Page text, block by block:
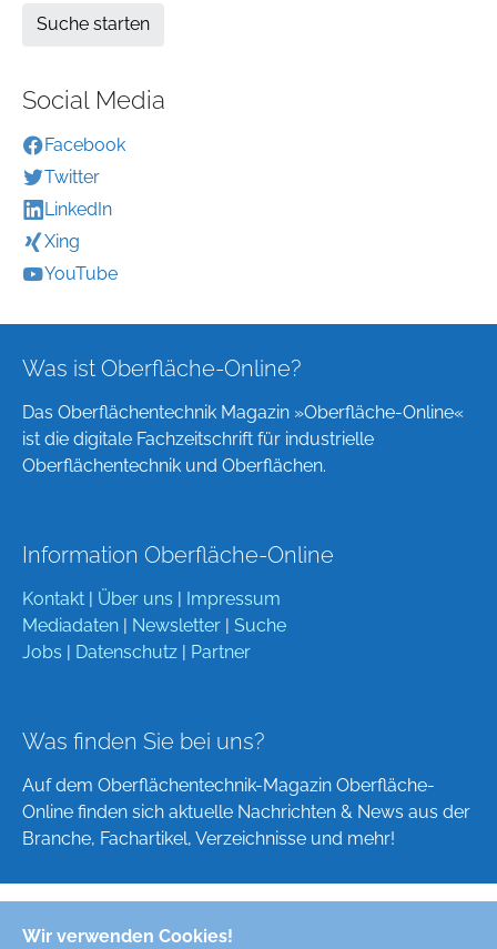
Wir verwenden Cookies!
Social Media
Facebook
Twitter
LinkedIn
Xing
YouTube
Was ist Oberfläche-Online?
Das Oberflächentechnik Magazin »Oberfläche-Online«
ist die digitale Fachzeitschrift für industrielle
Oberflächentechnik und Oberflächen.
Information Oberfläche-Online
Kontakt Über uns
Impressum
Mediadaten
Newsletter
Suche
Jobs
Datenschutz Partner
Was finden Sie bei uns?
Auf dem Oberflächentechnik-Magazin Oberfläche-
Online finden sich aktuelle Nachrichten & News aus der
Branche, Fachartikel, Verzeichnisse und mehr!